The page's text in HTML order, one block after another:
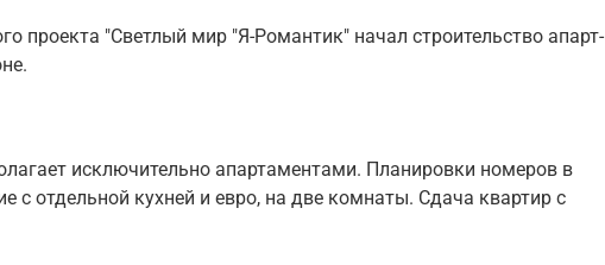
проекта "Светлый мир "Я-Романтик" начал строительство апарт-
исключительно апартаментами. Планировки номеров в
с отдельной кухней и евро, на две комнаты. Сдача квартир с